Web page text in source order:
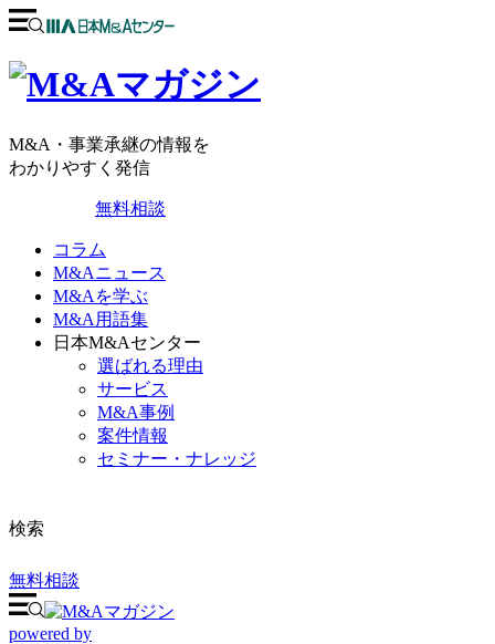
M&A・事業承継の情報を
わかりやすく発信
無料相談
コラム
M&Aニュース
M&Aを学ぶ
M&A用語集
日本M&Aセンター
選ばれる理由
サービス
M&A事例
案件情報
セミナー・ナレッジ
検索
無料相談
powered by